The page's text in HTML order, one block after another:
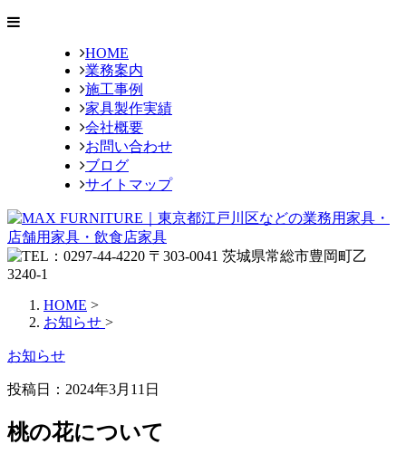
HOME
業務案内
施工事例
家具製作実績
会社概要
お問い合わせ
ブログ
サイトマップ
HOME >
お知らせ >
お知らせ
投稿日： 2024年3月11日
桃の花について